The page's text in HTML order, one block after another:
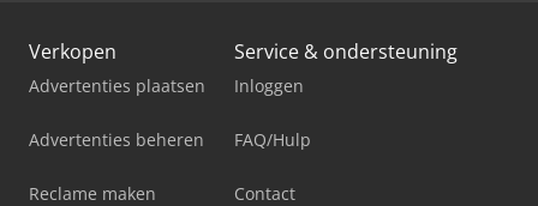
Verkopen
Advertenties plaatsen
Advertenties beheren
Reclame maken
Service & ondersteuning
Inloggen
FAQ/Hulp
Contact